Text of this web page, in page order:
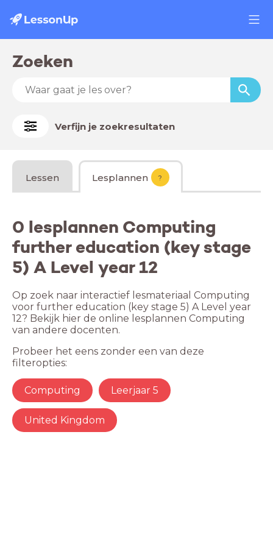
Zoeken
Verfijn je zoekresultaten
Lessen Lesplannen ?
0 lesplannen Computing
further education (key stage
5) A Level year 12
Op zoek naar interactief lesmateriaal Computing
voor further education (key stage 5) A Level year
12? Bekijk hier de online lesplannen Computing
van andere docenten.
Probeer het eens zonder een van deze
filteropties:
Computing Leerjaar 5
United Kingdom